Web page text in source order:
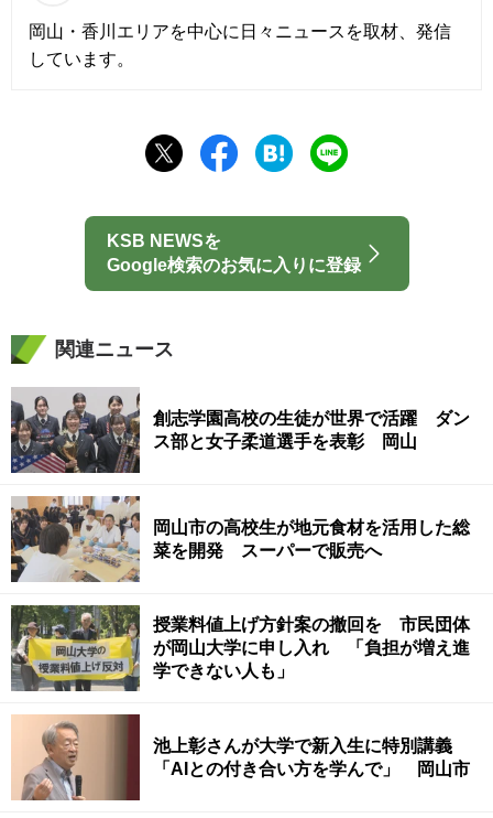
岡山・香川エリアを中心に日々ニュースを取材、発信
しています。
KSB NEWSを
Google検索のお気に入りに登録
関連ニュース
創志学園高校の生徒が世界で活躍 ダン
ス部と女子柔道選手を表彰 岡山
岡山市の高校生が地元食材を活用した総
菜を開発 スーパーで販売へ
授業料値上げ方針案の撤回を 市民団体
が岡山大学に申し入れ 「負担が増え進
学できない人も」
池上彰さんが大学で新入生に特別講義
「AIとの付き合い方を学んで」 岡山市